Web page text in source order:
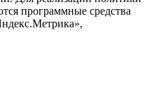
программные средства